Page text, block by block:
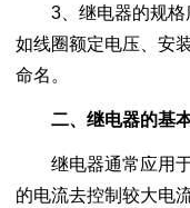
3、继电器的规格
如线圈额定电压、安
命名。
二、继电器的基
继电器通常应用于
的电流去控制较大电